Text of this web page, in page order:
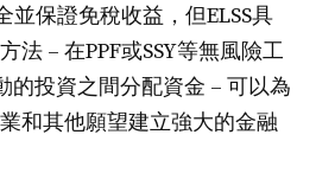
並保證免稅收益，但ELSS具
法 – 在PPF或SSY等無風險工
的投資之間分配資金 – 可以為
和其他願望建立強大的金融